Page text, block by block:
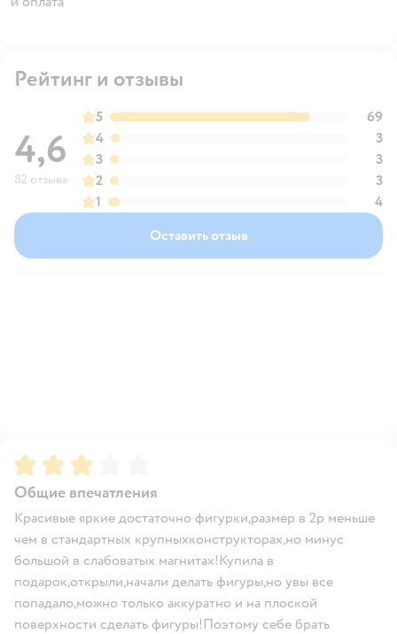
Рейтинг и отзывы
4,6
82 отзыва
5
69
4
3
3
3
2
3
1
4
Оставить отзыв
Рейтинг:3
Общие впечатления
Красивые яркие достаточно фигурки,размер в 2р меньше
чем в стандартных крупныхконструкторах,но минус
большой в слабоватых магнитах!Купила в
подарок,открыли,начали делать фигуры,но увы все
попадало,можно только аккуратно и на плоской
поверхности сделать фигуры!Поэтому себе брать